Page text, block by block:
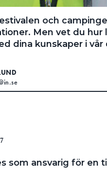
och
Men vet du
dina kunskaper i
som ansvarig för en